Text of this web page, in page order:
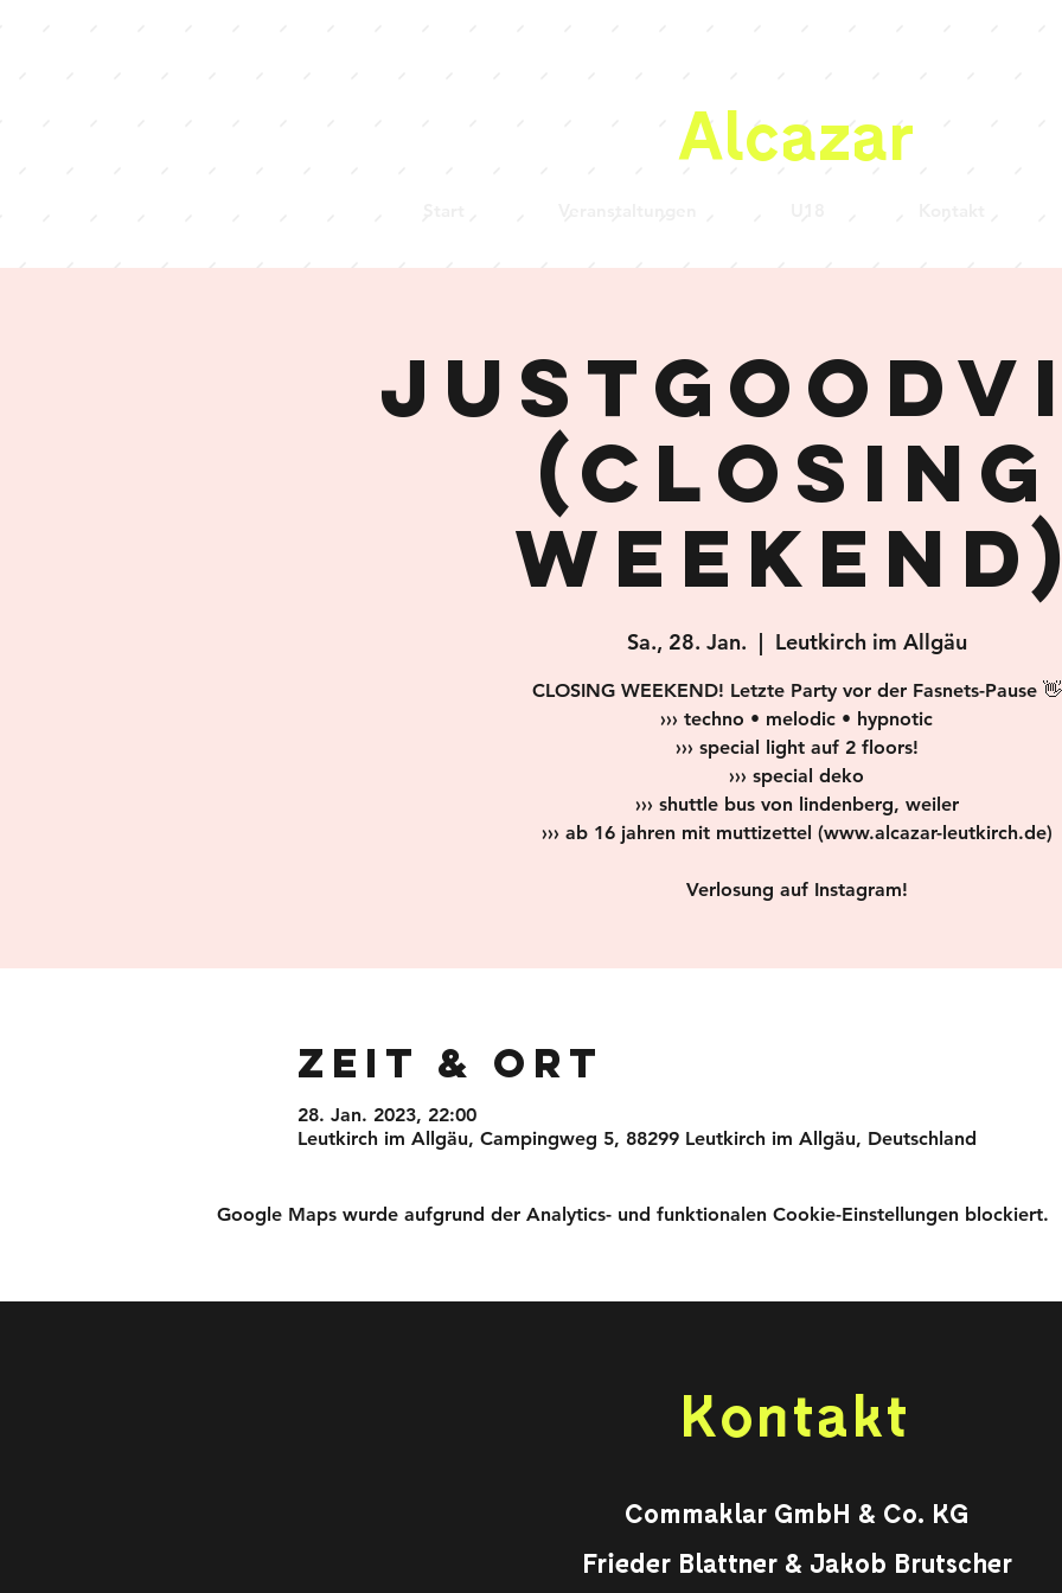
Alcazar
(CLOSING
Sa., 28. Jan.
  |
Leutkirch im Allgäu
CLOSING WEEKEND! Letzte Party vor der Fasnets-Pause 👋
››› techno • melodic • hypnotic
››› special light auf 2 floors!
››› special deko
››› shuttle bus von lindenberg, weiler
››› ab 16 jahren mit muttizettel (www.alcazar-leutkirch.de)
Verlosung auf Instagram!
Zeit & Ort
28. Jan. 2023, 22:00
Leutkirch im Allgäu, Campingweg 5, 88299 Leutkirch im Allgäu, Deutschland
Google Maps wurde aufgrund der Analytics- und funktionalen Cookie-Einstellungen blockiert.
Kontakt
Commaklar GmbH & Co. KG
Frieder Blattner & Jakob Brutscher